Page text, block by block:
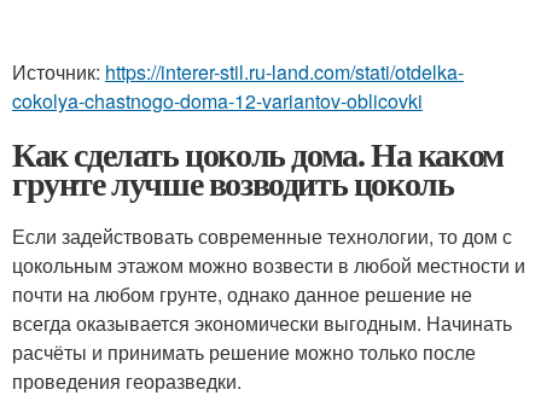
Источник: https://interer-stil.ru-land.com/stati/otdelka-
cokolya-chastnogo-doma-12-variantov-oblicovki
Как сделать цоколь дома. На каком
грунте лучше возводить цоколь
Если задействовать современные технологии, то дом с
цокольным этажом можно возвести в любой местности и
почти на любом грунте, однако данное решение не
всегда оказывается экономически выгодным. Начинать
расчёты и принимать решение можно только после
проведения георазведки.